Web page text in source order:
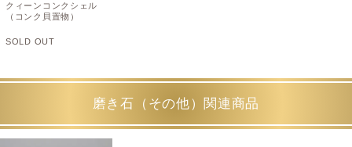
クィーンコンクシェル
（コンク貝置物）
SOLD OUT
磨き石（その他）関連商品